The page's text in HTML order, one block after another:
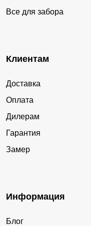
Все для забора
Клиентам
Доставка
Оплата
Дилерам
Гарантия
Замер
Информация
Блог